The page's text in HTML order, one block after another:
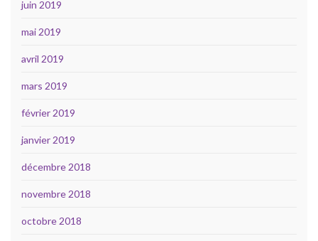
juin 2019
mai 2019
avril 2019
mars 2019
février 2019
janvier 2019
décembre 2018
novembre 2018
octobre 2018